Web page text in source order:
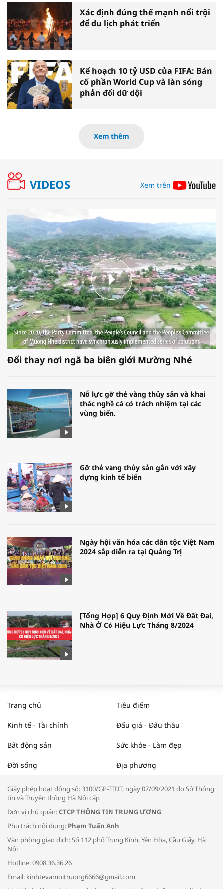
Xác định đúng thế mạnh nổi trội
để du lịch phát triển
Kế hoạch 10 tỷ USD của FIFA: Bán
cổ phần World Cup và làn sóng
phản đối dữ dội
Xem thêm
VIDEOS Xem trên
Đổi thay nơi ngã ba biên giới Mường Nhé
Nỗ lực gỡ thẻ vàng thủy sản và khai
thác nghề cá có trách nhiệm tại các
vùng biển.
Gỡ thẻ vàng thủy sản gắn với xây
dựng kinh tế biển
Ngày hội văn hóa các dân tộc Việt Nam
2024 sắp diễn ra tại Quảng Trị
[Tổng Hợp] 6 Quy Định Mới Về Đất Đai,
Nhà Ở Có Hiệu Lực Tháng 8/2024
NAM NĂM 2024 VÀ NĂM 2025 | NHỊP
ĐẬP THỊ TRƯỜNG #62
Tọa đàm “Xúc tiến thương mại: Khơi
Bác sĩ tư vấn cách phòng tránh bệnh
đường hô hấp trong thời tiết giao mùa
Trang chủ Tiêu điểm
Kinh tế - Tài chính Đấu giá - Đấu thầu
Bất động sản Sức khỏe - Làm đẹp
Đời sống Địa phương
Giấy phép hoạt động số: 3100/GP-TTĐT, ngày 07/09/2021 do Sở Thông
tin và Truyền thông Hà Nội cấp
Đơn vị chủ quản:CTCP THÔNG TIN TRUNG ƯƠNG
Phụ trách nội dung: Phạm Tuấn Anh
Văn phòng giao dịch: Số 112 phố Trung Kính, Yên Hòa, Cầu Giấy, Hà
Nội
Hotline: 0908.36.36.26
Email: kinhtevamoitruong6666@gmail.com